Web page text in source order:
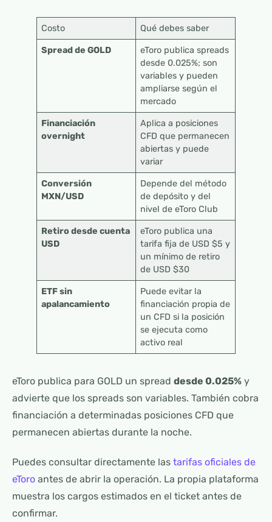
Costo Qué debes saber
Spread de GOLD
eToro publica spreads
desde 0.025%; son
variables y pueden
ampliarse según el
mercado
Financiación
overnight
Aplica a posiciones
CFD que permanecen
abiertas y puede
variar
Conversión
MXN/USD
Depende del método
de depósito y del
nivel de eToro Club
Retiro desde cuenta
USD
eToro publica una
tarifa fija de USD $5 y
un mínimo de retiro
de USD $30
ETF sin
apalancamiento
Puede evitar la
financiación propia de
un CFD si la posición
se ejecuta como
activo real
eToro publica para GOLD un spread desde 0.025% y
advierte que los spreads son variables. También cobra
financiación a determinadas posiciones CFD que
permanecen abiertas durante la noche.
Puedes consultar directamente las tarifas oficiales de
eToro antes de abrir la operación. La propia plataforma
muestra los cargos estimados en el ticket antes de
confirmar.